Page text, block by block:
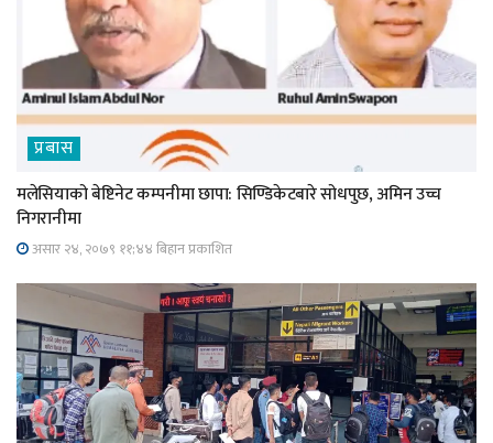
प्रबास
मलेसियाको बेष्टिनेट कम्पनीमा छापा: सिण्डिकेटबारे सोधपुछ, अमिन उच्च
निगरानीमा
असार २४, २०७९ ११;४४ बिहान प्रकाशित